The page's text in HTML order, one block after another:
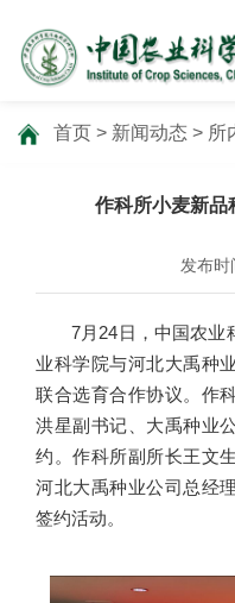
首页 > 新闻动态 > 所
作科所小麦新品
发布
7月24日，中国农业
业科学院与河北大禹种
联合选育合作协议。作
洪星副书记、大禹种业
约。作科所副所长王文
河北大禹种业公司总经
签约活动。